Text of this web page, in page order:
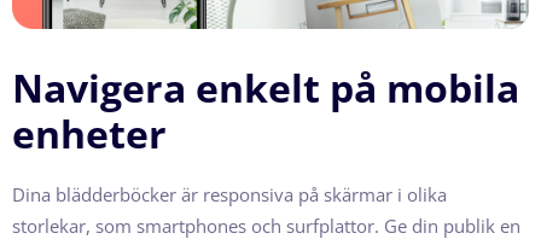
Navigera enkelt på mobila
enheter
Dina blädderböcker är responsiva på skärmar i olika
storlekar, som smartphones och surfplattor. Ge din publik en